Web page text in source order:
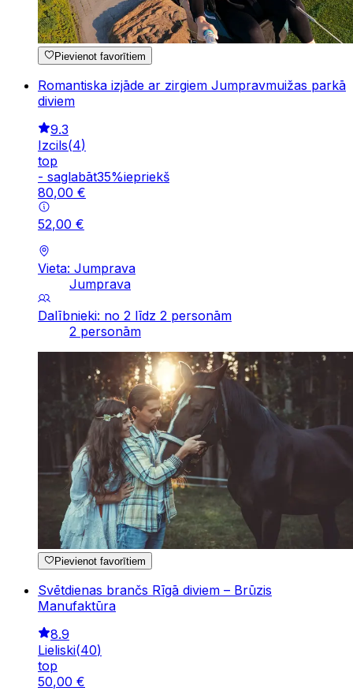
Pievienot favorītiem
Romantiska izjāde ar zirgiem Jumpravmuižas parkā
diviem
9.3
Izcils(4)
top
- saglabāt35%iepriekš
80,00 €
52,00 €
Vieta: Jumprava
Jumprava
Dalībnieki: no 2 līdz 2 personām
2 personām
Pievienot favorītiem
Svētdienas brančs Rīgā diviem – Brūzis
Manufaktūra
8.9
Lieliski(40)
top
50,00 €